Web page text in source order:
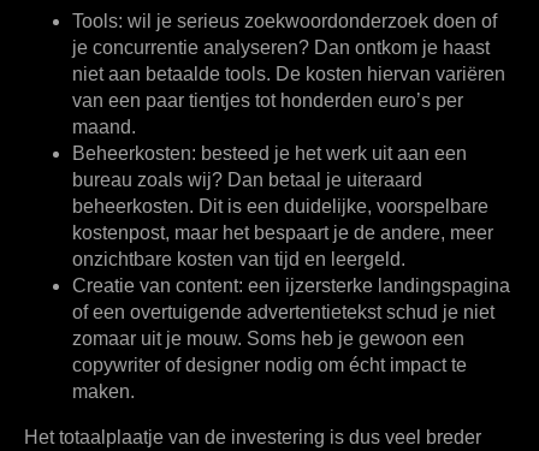
Tools: wil je serieus zoekwoordonderzoek doen of
je concurrentie analyseren? Dan ontkom je haast
niet aan betaalde tools. De kosten hiervan variëren
van een paar tientjes tot honderden euro’s per
maand.
Beheerkosten: besteed je het werk uit aan een
bureau zoals wij? Dan betaal je uiteraard
beheerkosten. Dit is een duidelijke, voorspelbare
kostenpost, maar het bespaart je de andere, meer
onzichtbare kosten van tijd en leergeld.
Creatie van content: een ijzersterke landingspagina
of een overtuigende advertentietekst schud je niet
zomaar uit je mouw. Soms heb je gewoon een
copywriter of designer nodig om écht impact te
maken.
Het totaalplaatje van de investering is dus veel breder